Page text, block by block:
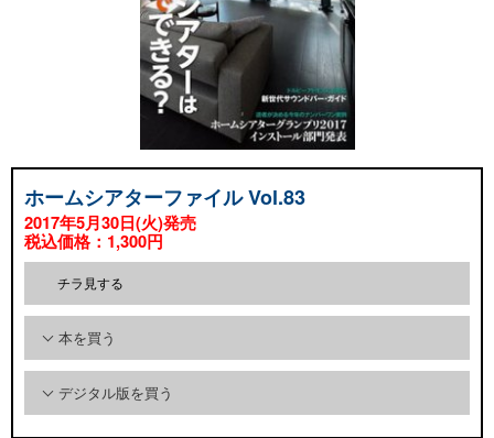
ホームシアターファイル Vol.83
2017年5月30日(火)発売
税込価格：1,300円
チラ見する
本を買う
Amazonで買う
デジタル版を買う